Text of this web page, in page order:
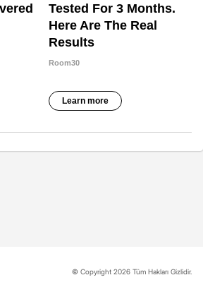
© Copyright 2026 Tüm Hakları Gizlidir.